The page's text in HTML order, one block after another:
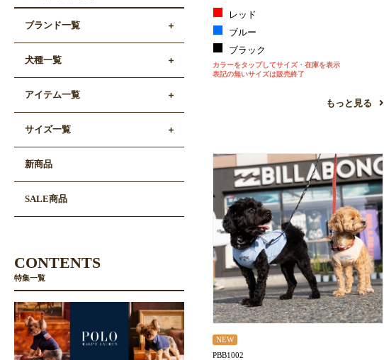
レッド
ブルー
ブラック
カラーをタップしてサイズ・在庫を表示
表記の無いサイズは販売終了
もっと見る
NEW
PBB1002
ブランド一覧
犬種一覧
アイテム一覧
サイズ一覧
新商品
SALE商品
CONTENTS
特集一覧